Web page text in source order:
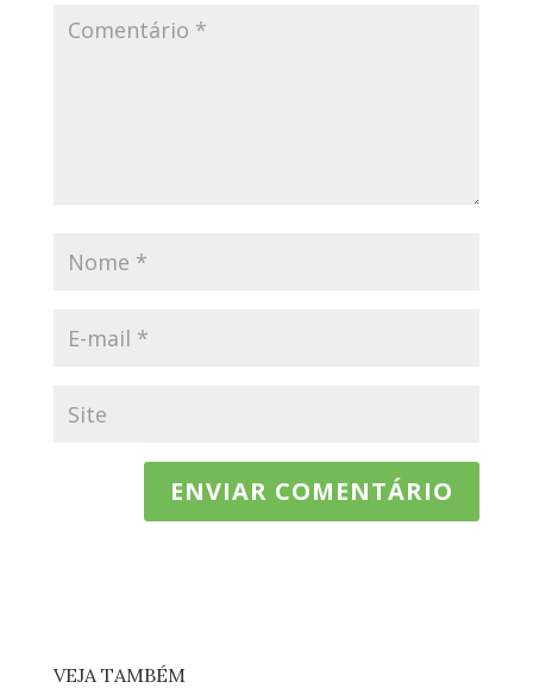
VEJA TAMBÉM